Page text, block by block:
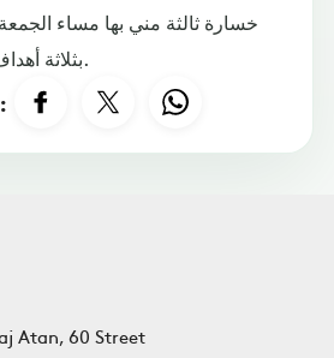
خسارة ثالثة مني بها مساء
بثلاثة أهداف نظيفة مقابل لاشي.
Atan, 60 Street